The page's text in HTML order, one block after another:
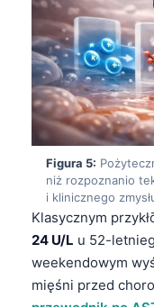
Figura 5:
niż rozpoznanio
i klinicznego
Klasycznym
24 U/L u 52-
weekendowym
mięśni przed